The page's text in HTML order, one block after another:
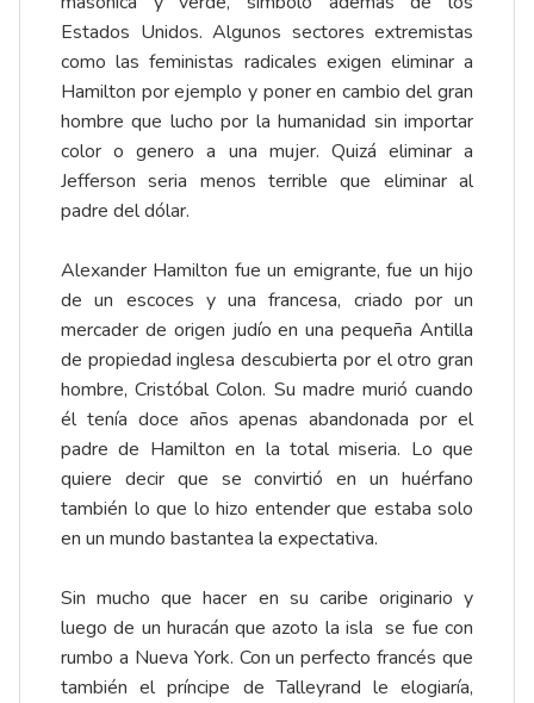
Estados Unidos. Algunos sectores extremistas
como las feministas radicales exigen eliminar a
Hamilton por ejemplo y poner en cambio del gran
hombre que lucho por la humanidad sin importar
color o genero a una mujer. Quizá eliminar a
Jefferson seria menos terrible que eliminar al
padre del dólar.
Alexander Hamilton fue un emigrante, fue un hijo
de un escoces y una francesa, criado por un
mercader de origen judío en una pequeña Antilla
de propiedad inglesa descubierta por el otro gran
hombre, Cristóbal Colon. Su madre murió cuando
él tenía doce años apenas abandonada por el
padre de Hamilton en la total miseria. Lo que
quiere decir que se convirtió en un huérfano
también lo que lo hizo entender que estaba solo
en un mundo bastantea la expectativa.
Sin mucho que hacer en su caribe originario y
luego de un huracán que azoto la isla se fue con
rumbo a Nueva York. Con un perfecto francés que
también el príncipe de Talleyrand le elogiaría,